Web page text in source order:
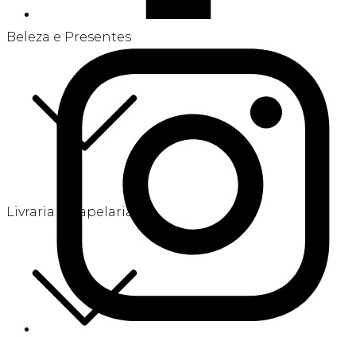
Beleza e Presentes
Livraria e Papelaria